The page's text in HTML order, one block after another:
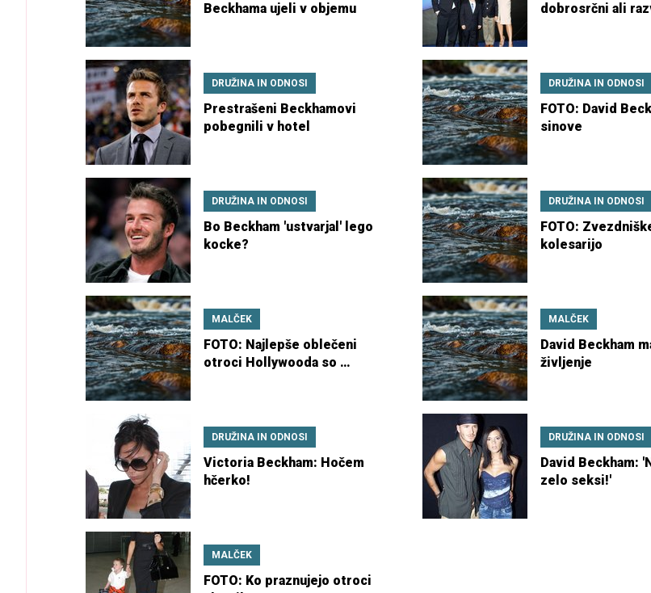
Beckhama ujeli v objemu
dobrosrčni ali
DRUŽINA IN ODNOSI
Prestrašeni Beckhamovi
pobegnili v hotel
DRUŽINA IN ODNOSI
FOTO: David
sinove
DRUŽINA IN ODNOSI
Bo Beckham 'ustvarjal' lego
kocke?
DRUŽINA IN ODNOSI
FOTO:
kolesarijo
MALČEK
FOTO: Najlepše oblečeni
otroci Hollywooda so …
MALČEK
David Beckham
življenje
DRUŽINA IN ODNOSI
Victoria Beckham: Hočem
hčerko!
DRUŽINA IN ODNOSI
David Beckham:
zelo seksi!'
MALČEK
FOTO: Ko praznujejo otroci